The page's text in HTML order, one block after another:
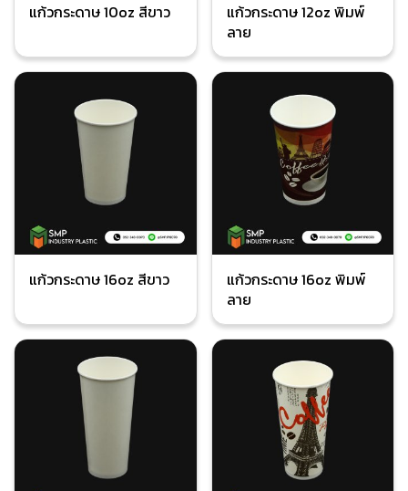
แก้วกระดาษ 10oz สีขาว
แก้วกระดาษ 12oz พิมพ์
ลาย
แก้วกระดาษ 16oz สีขาว
แก้วกระดาษ 16oz พิมพ์
ลาย